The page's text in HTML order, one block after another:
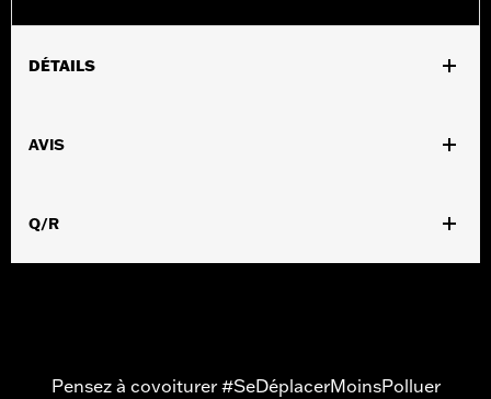
DÉTAILS
avancées « highway » et des supports de protection moteur
2025. La rotation du repose-pied peut varier selon la protection
AVIS
Q/R
Pensez à covoiturer #SeDéplacerMoinsPolluer